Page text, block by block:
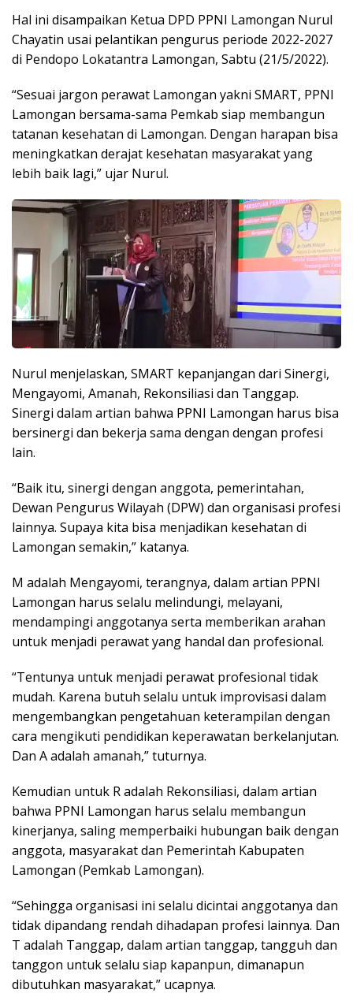
Hal ini disampaikan Ketua DPD PPNI Lamongan Nurul
Chayatin usai pelantikan pengurus periode 2022-2027
di Pendopo Lokatantra Lamongan, Sabtu (21/5/2022).
“Sesuai jargon perawat Lamongan yakni SMART, PPNI
Lamongan bersama-sama Pemkab siap membangun
tatanan kesehatan di Lamongan. Dengan harapan bisa
meningkatkan derajat kesehatan masyarakat yang
lebih baik lagi,” ujar Nurul.
Nurul menjelaskan, SMART kepanjangan dari Sinergi,
Mengayomi, Amanah, Rekonsiliasi dan Tanggap.
Sinergi dalam artian bahwa PPNI Lamongan harus bisa
bersinergi dan bekerja sama dengan dengan profesi
lain.
“Baik itu, sinergi dengan anggota, pemerintahan,
Dewan Pengurus Wilayah (DPW) dan organisasi profesi
lainnya. Supaya kita bisa menjadikan kesehatan di
Lamongan semakin,” katanya.
M adalah Mengayomi, terangnya, dalam artian PPNI
Lamongan harus selalu melindungi, melayani,
mendampingi anggotanya serta memberikan arahan
untuk menjadi perawat yang handal dan profesional.
“Tentunya untuk menjadi perawat profesional tidak
mudah. Karena butuh selalu untuk improvisasi dalam
mengembangkan pengetahuan keterampilan dengan
cara mengikuti pendidikan keperawatan berkelanjutan.
Dan A adalah amanah,” tuturnya.
Kemudian untuk R adalah Rekonsiliasi, dalam artian
bahwa PPNI Lamongan harus selalu membangun
kinerjanya, saling memperbaiki hubungan baik dengan
anggota, masyarakat dan Pemerintah Kabupaten
Lamongan (Pemkab Lamongan).
“Sehingga organisasi ini selalu dicintai anggotanya dan
tidak dipandang rendah dihadapan profesi lainnya. Dan
T adalah Tanggap, dalam artian tanggap, tangguh dan
tanggon untuk selalu siap kapanpun, dimanapun
dibutuhkan masyarakat,” ucapnya.